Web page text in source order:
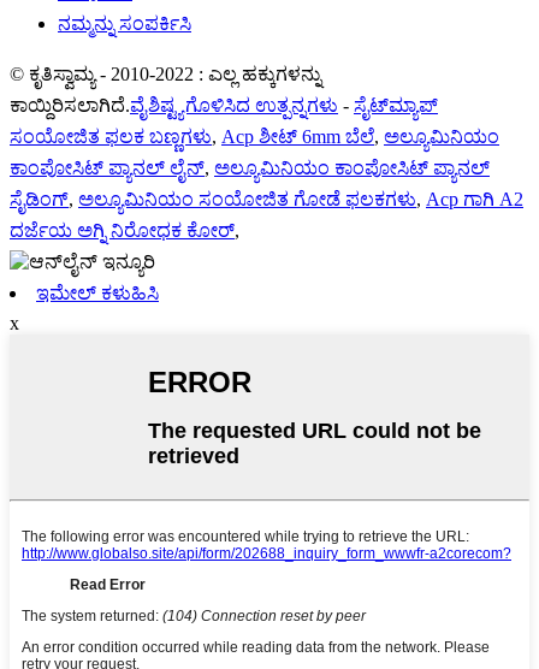
ನಮ್ಮನ್ನು ಸಂಪರ್ಕಿಸಿ
© ಕೃತಿಸ್ವಾಮ್ಯ - 2010-2022 : ಎಲ್ಲ ಹಕ್ಕುಗಳನ್ನು
ಕಾಯ್ದಿರಿಸಲಾಗಿದೆ.ವೈಶಿಷ್ಟ್ಯಗೊಳಿಸಿದ ಉತ್ಪನ್ನಗಳು - ಸೈಟ್‌ಮ್ಯಾಪ್
ಸಂಯೋಜಿತ ಫಲಕ ಬಣ್ಣಗಳು, Acp ಶೀಟ್ 6mm ಬೆಲೆ, ಅಲ್ಯೂಮಿನಿಯಂ
ಕಾಂಪೋಸಿಟ್ ಪ್ಯಾನಲ್ ಲೈನ್, ಅಲ್ಯೂಮಿನಿಯಂ ಕಾಂಪೋಸಿಟ್ ಪ್ಯಾನಲ್
ಸೈಡಿಂಗ್, ಅಲ್ಯೂಮಿನಿಯಂ ಸಂಯೋಜಿತ ಗೋಡೆ ಫಲಕಗಳು, Acp ಗಾಗಿ A2
ದರ್ಜೆಯ ಅಗ್ನಿ ನಿರೋಧಕ ಕೋರ್,
ಇಮೇಲ್ ಕಳುಹಿಸಿ
x